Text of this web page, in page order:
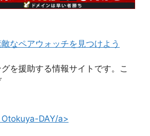
なペアウォッチを見つけよう
を援助する情報サイトです。こ
DAY/a>